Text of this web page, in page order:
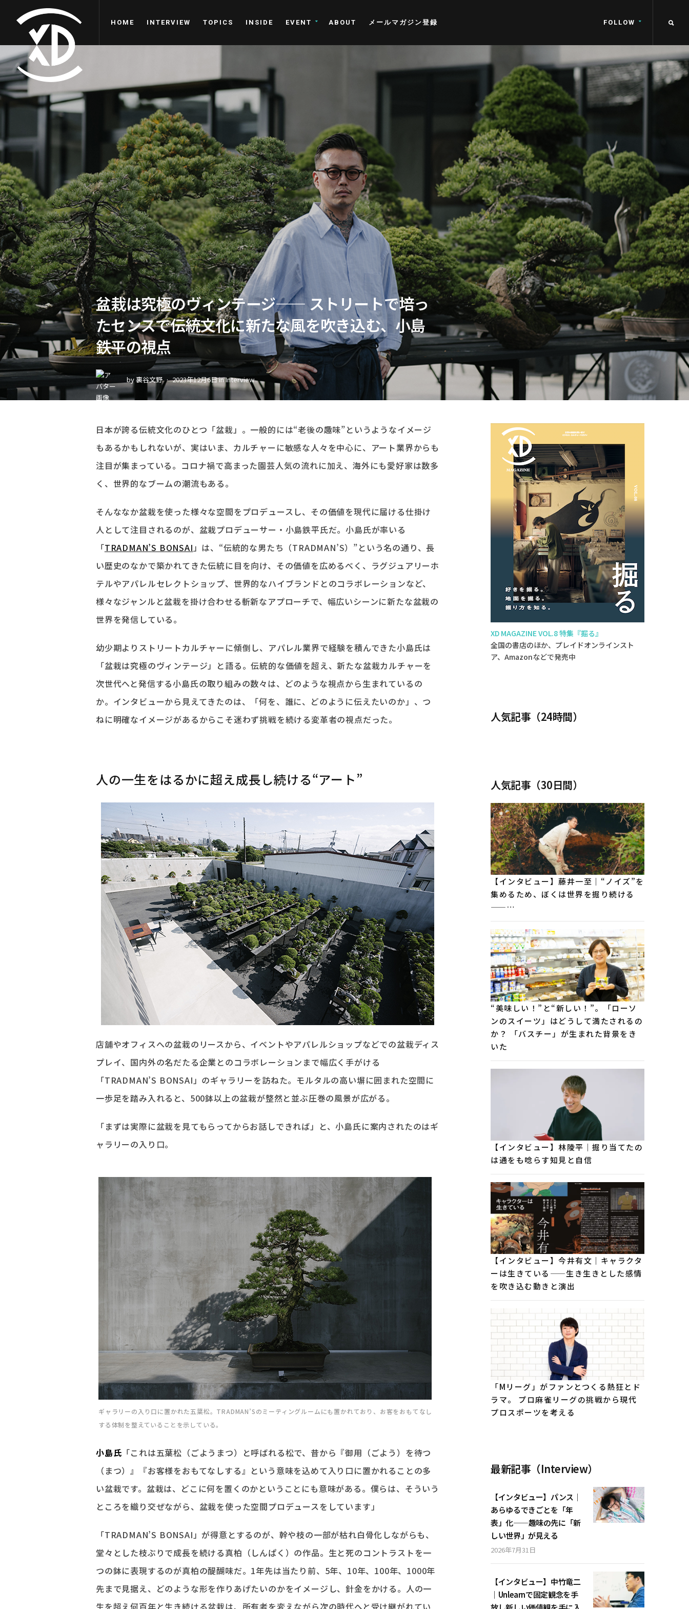
HOME INTERVIEW TOPICS INSIDE EVENT ABOUT メールマガジン登録 FOLLOW
盆栽は究極のヴィンテージ—— ストリートで培っ
たセンスで伝統文化に新たな風を吹き込む、小島
鉄平の視点
by裏谷文野 2023年12月6日inInterview
日本が誇る伝統文化のひとつ「盆栽」。一般的には“老後の趣味”というようなイメージ
もあるかもしれないが、実はいま、カルチャーに敏感な人々を中心に、アート業界からも
注目が集まっている。コロナ禍で高まった園芸人気の流れに加え、海外にも愛好家は数多
く、世界的なブームの潮流もある。
そんななか盆栽を使った様々な空間をプロデュースし、その価値を現代に届ける仕掛け
人として注目されるのが、盆栽プロデューサー・小島鉄平氏だ。小島氏が率いる
「TRADMAN’S BONSAI」は、“伝統的な男たち（TRADMAN’S）”という名の通り、長
い歴史のなかで築かれてきた伝統に目を向け、その価値を広めるべく、ラグジュアリーホ
テルやアパレルセレクトショップ、世界的なハイブランドとのコラボレーションなど、
様々なジャンルと盆栽を掛け合わせる斬新なアプローチで、幅広いシーンに新たな盆栽の
世界を発信している。
幼少期よりストリートカルチャーに傾倒し、アパレル業界で経験を積んできた小島氏は
「盆栽は究極のヴィンテージ」と語る。伝統的な価値を超え、新たな盆栽カルチャーを
次世代へと発信する小島氏の取り組みの数々は、どのような視点から生まれているの
か。インタビューから見えてきたのは、「何を、誰に、どのように伝えたいのか」、つ
ねに明確なイメージがあるからこそ迷わず挑戦を続ける変革者の視点だった。
人の一生をはるかに超え成長し続ける“アート”
店舗やオフィスへの盆栽のリースから、イベントやアパレルショップなどでの盆栽ディス
プレイ、国内外の名だたる企業とのコラボレーションまで幅広く手がける
「TRADMAN’S BONSAI」のギャラリーを訪ねた。モルタルの高い塀に囲まれた空間に
一歩足を踏み入れると、500鉢以上の盆栽が整然と並ぶ圧巻の風景が広がる。
「まずは実際に盆栽を見てもらってからお話しできれば」と、小島氏に案内されたのはギ
ャラリーの入り口。
ギャラリーの入り口に置かれた五葉松。TRADMAN’Sのミーティングルームにも置かれており、お客をおもてなし
する体制を整えていることを示している。
小島氏 「これは五葉松（ごようまつ）と呼ばれる松で、昔から『御用（ごよう）を待つ
（まつ）』『お客様をおもてなしする』という意味を込めて入り口に置かれることの多
い盆栽です。盆栽は、どこに何を置くのかということにも意味がある。僕らは、そういう
ところを織り交ぜながら、盆栽を使った空間プロデュースをしています」
「TRADMAN’S BONSAI」が得意とするのが、幹や枝の一部が枯れ白骨化しながらも、
堂々とした枝ぶりで成長を続ける真柏（しんぱく）の作品。生と死のコントラストを一
つの鉢に表現するのが真柏の醍醐味だ。1年先は当たり前、5年、10年、100年、1000年
先まで見据え、どのような形を作りあげたいのかをイメージし、針金をかける。人の一
生を超え何百年と生き続ける盆栽は、所有者を変えながら次の時代へと受け継がれてい
XD MAGAZINE VOL.8 特集『掘る』
全国の書店のほか、プレイドオンラインスト
ア、Amazonなどで発売中
人気記事（24時間）
人気記事（30日間）
【インタビュー】藤井一至｜“ノイズ”を
集めるため、ぼくは世界を掘り続ける
——…
“美味しい！”と“新しい！”。「ローソ
ンのスイーツ」はどうして満たされるの
か？ 「バスチー」が生まれた背景をき
いた
【インタビュー】林陵平｜掘り当てたの
は通をも唸らす知見と自信
【インタビュー】今井有文｜キャラクタ
ーは生きている——生き生きとした感情
を吹き込む動きと演出
「Mリーグ」がファンとつくる熱狂とド
ラマ。 プロ麻雀リーグの挑戦から現代
プロスポーツを考える
最新記事（Interview）
【インタビュー】パンス｜
あらゆるできごとを「年
表」化——趣味の先に「新
しい世界」が見える
2026年7月31日
【インタビュー】中竹竜二
｜Unlearnで固定観念を手